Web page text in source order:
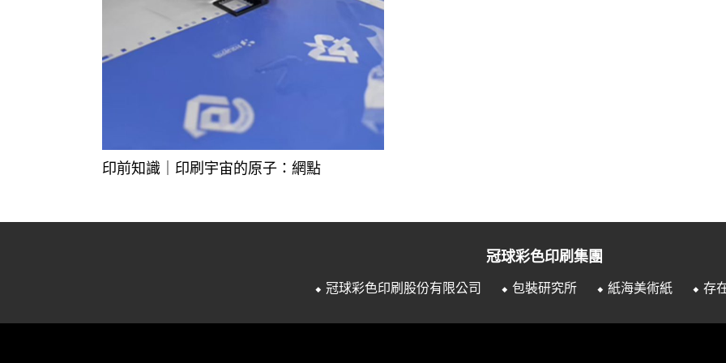
印前知識｜印刷宇宙的原子：網點
冠球彩色印刷集團
⬥ 冠球彩色印刷股份有限公司 ⬥ 包裝研究所 ⬥ 紙海美術紙 ⬥ 存